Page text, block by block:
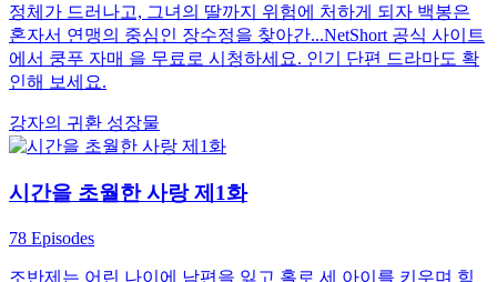
정체가 드러나고, 그녀의 딸까지 위험에 처하게 되자 백봉은
혼자서 연맹의 중심인 장수정을 찾아간...NetShort 공식 사이트
에서 쿵푸 자매 을 무료로 시청하세요. 인기 단편 드라마도 확
인해 보세요.
강자의 귀환 성장물
시간을 초월한 사랑 제1화
78 Episodes
조반제는 어린 나이에 남편을 잃고 홀로 세 아이를 키우며 힘